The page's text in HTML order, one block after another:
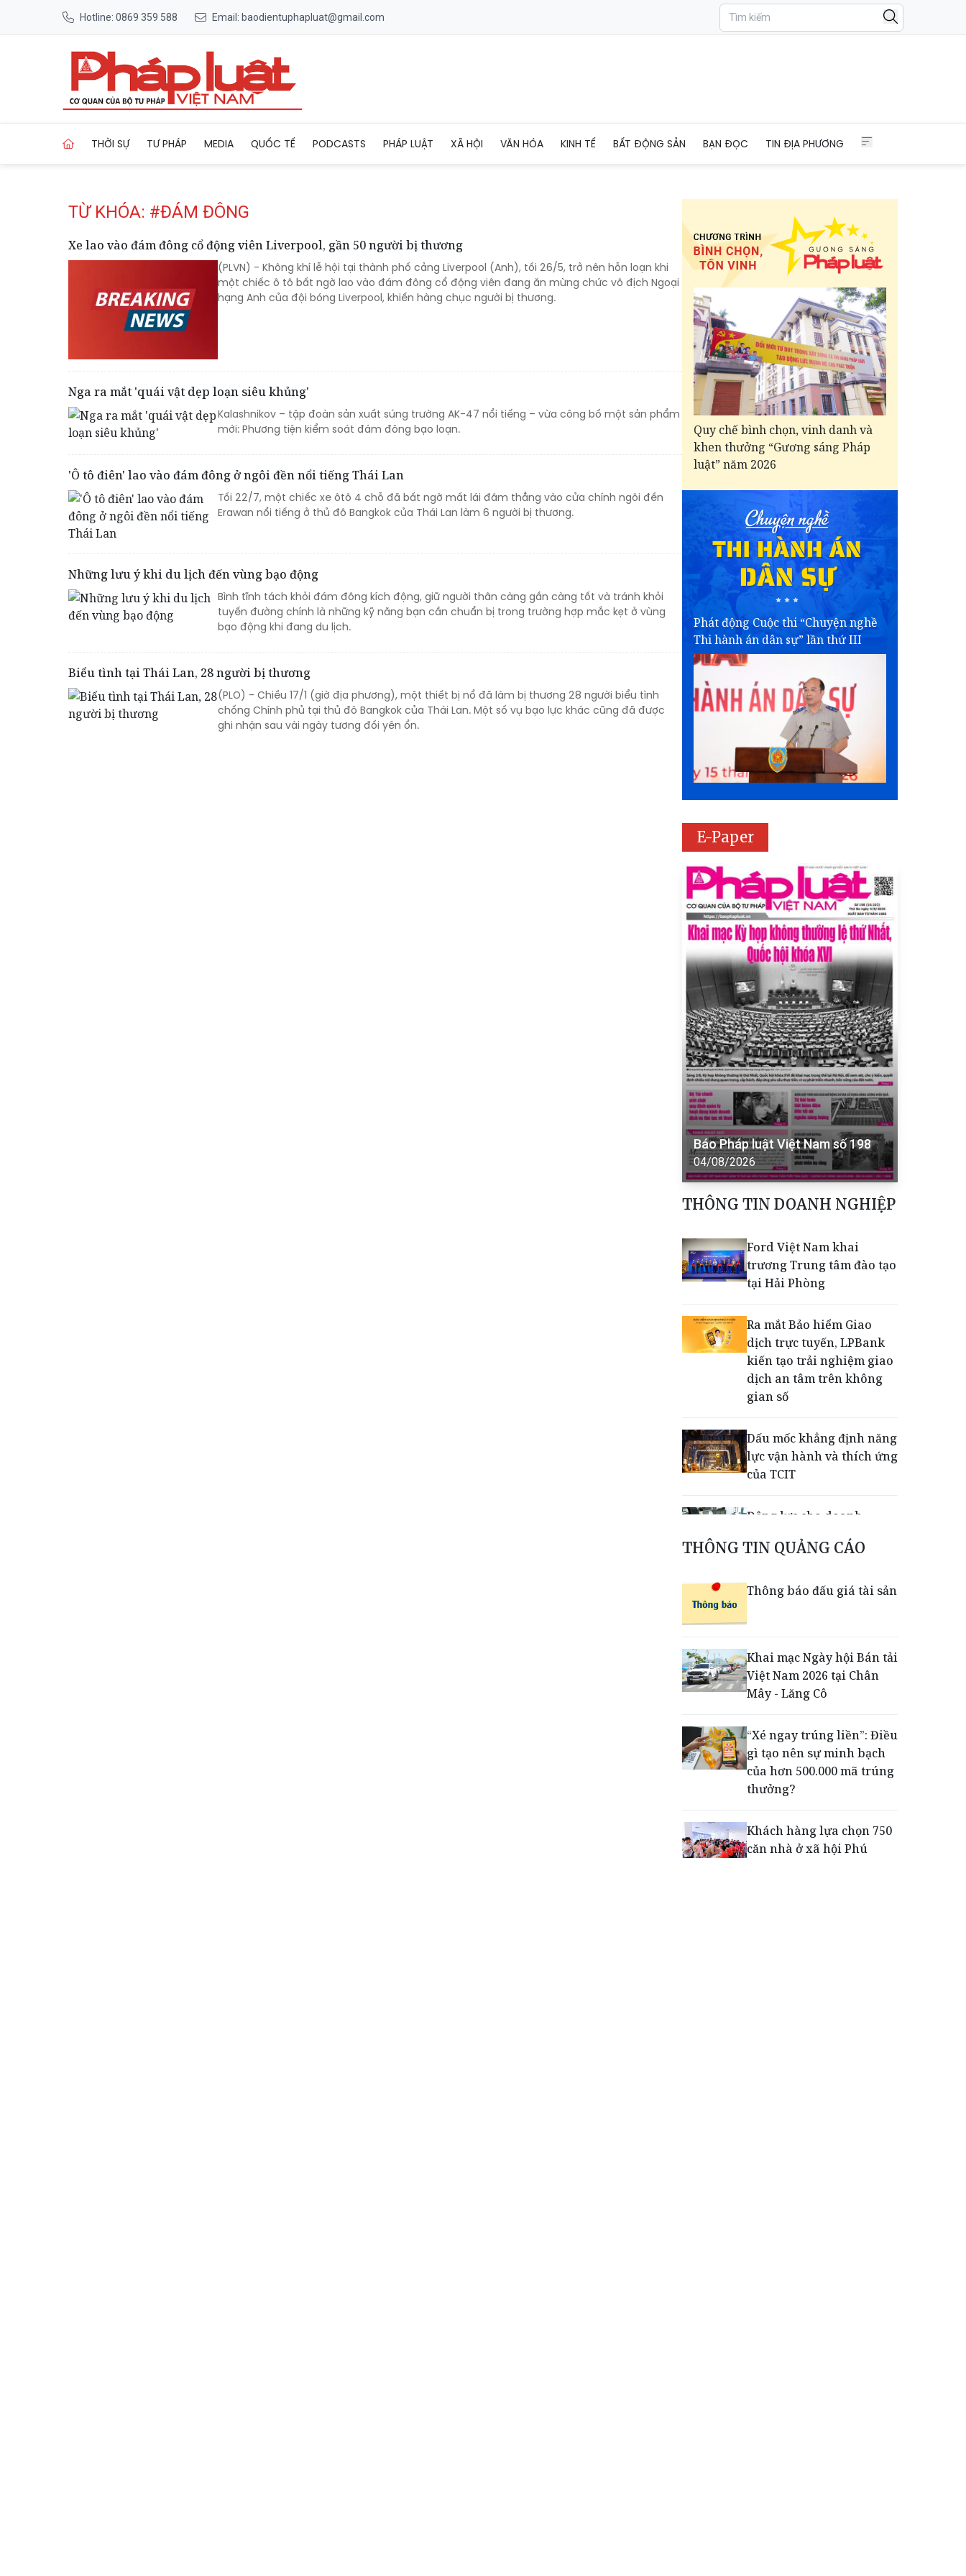
Hotline: 0869 359 588 Email: baodientuphapluat@gmail.com
THỜI SỰ TƯ PHÁP MEDIA QUỐC TẾ PODCASTS PHÁP LUẬT XÃ HỘI VĂN HÓA KINH TẾ BẤT ĐỘNG SẢN BẠN ĐỌC TIN ĐỊA PHƯƠNG
TỪ KHÓA: #ĐÁM ĐÔNG
Xe lao vào đám đông cổ động viên Liverpool, gần 50 người bị thương
(PLVN) - Không khí lễ hội tại thành phố cảng Liverpool (Anh), tối 26/5, trở nên hỗn loạn khi
một chiếc ô tô bất ngờ lao vào đám đông cổ động viên đang ăn mừng chức vô địch Ngoại
hạng Anh của đội bóng Liverpool, khiến hàng chục người bị thương.
Nga ra mắt 'quái vật dẹp loạn siêu khủng'
Kalashnikov – tập đoàn sản xuất súng trường AK-47 nổi tiếng – vừa công bố một sản phẩm
mới: Phương tiện kiểm soát đám đông bạo loạn.
'Ô tô điên' lao vào đám đông ở ngôi đền nổi tiếng Thái Lan
Tối 22/7, một chiếc xe ôtô 4 chỗ đã bất ngờ mất lái đâm thẳng vào cửa chính ngôi đền
Erawan nổi tiếng ở thủ đô Bangkok của Thái Lan làm 6 người bị thương.
Những lưu ý khi du lịch đến vùng bạo động
Bình tĩnh tách khỏi đám đông kích động, giữ người thân càng gần càng tốt và tránh khỏi
tuyến đường chính là những kỹ năng bạn cần chuẩn bị trong trường hợp mắc kẹt ở vùng
bạo động khi đang du lịch.
Biểu tình tại Thái Lan, 28 người bị thương
(PLO) - Chiều 17/1 (giờ địa phương), một thiết bị nổ đã làm bị thương 28 người biểu tình
chống Chính phủ tại thủ đô Bangkok của Thái Lan. Một số vụ bạo lực khác cũng đã được
ghi nhận sau vài ngày tương đối yên ổn.
Quy chế bình chọn, vinh danh và
khen thưởng “Gương sáng Pháp
luật” năm 2026
Phát động Cuộc thi “Chuyện nghề
Thi hành án dân sự” lần thứ III
E-Paper
Báo Pháp luật Việt Nam số 198
04/08/2026
THÔNG TIN DOANH NGHIỆP
Ford Việt Nam khai
trương Trung tâm đào tạo
tại Hải Phòng
Ra mắt Bảo hiểm Giao
dịch trực tuyến, LPBank
kiến tạo trải nghiệm giao
dịch an tâm trên không
gian số
Dấu mốc khẳng định năng
lực vận hành và thích ứng
của TCIT
Động lực cho doanh
toán thưởng vượt kế
Tiếp sức thế hệ trẻ phát
đường
THÔNG TIN QUẢNG CÁO
Thông báo đấu giá tài sản
Khai mạc Ngày hội Bán tải
Việt Nam 2026 tại Chân
Mây - Lăng Cô
“Xé ngay trúng liền”: Điều
gì tạo nên sự minh bạch
của hơn 500.000 mã trúng
thưởng?
Khách hàng lựa chọn 750
căn nhà ở xã hội Phú